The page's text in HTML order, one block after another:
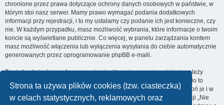
Strona ta używa plików cookies (tzw. ciasteczka)
w celach statystycznych, reklamowych oraz
chronione przez prawa dotyczące ochrony danych osobowych w państwie, w
którym stoi nasz serwer. Mamy prawo wymagać podania dodatkowych
informacji przy rejestracji, i to my ustalamy czy podanie ich jest konieczne, czy
nie. W każdym przypadku, masz możliwość wybrania, które informacje o twoim
koncie są wyświetlane publicznie. Co więcej, w panelu zarządzania kontem
masz możliwość włączenia lub wyłączenia wysyłania do ciebie automatycznie
generowanych przez oprogramowanie phpBB e-maili.
Twoje hasło jest zaszyfrowane, więc jest bezpieczne, niemniej nie należy
używać tego samego hasła na różnych witrynach internetowych. Hasło to
umożliwia dostęp do twojego konta na „Arkadia MUD RPG”, więc chroń je i w
żadnym wypadku nie podawajnikomu . Jeśli je zapomnisz, użyj funkcji „Nie